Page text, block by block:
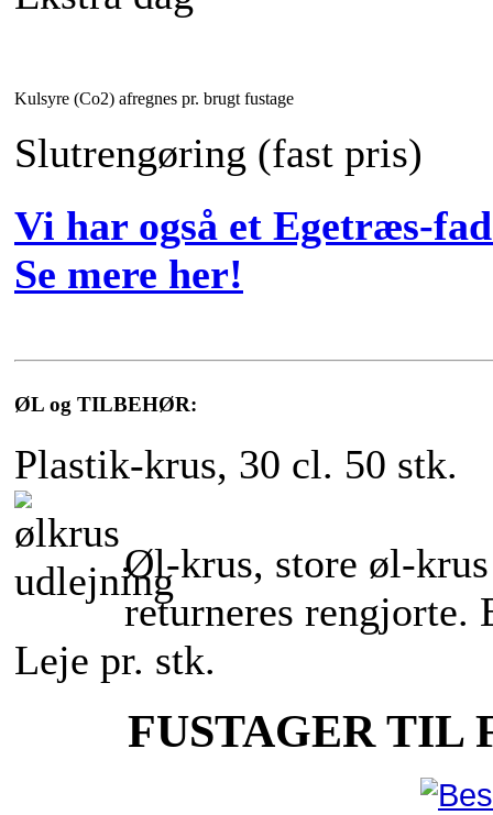
Kulsyre (Co2) afregnes pr. brugt fustage
Slutrengøring (fast pris)
Vi har også et Egetræs-
Se mere her!
ØL og TILBEHØR:
Plastik-krus, 30 cl. 50 stk.
Øl-krus, store øl-
returneres rengjorte.
Leje pr. stk.
FUSTAGER